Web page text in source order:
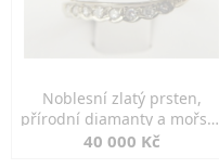
Noblesní zlatý prsten,
přírodní diamanty a mořské
perly
40 000 Kč